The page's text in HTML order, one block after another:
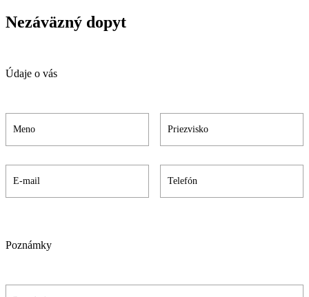
Nezáväzný dopyt
Údaje o vás
Poznámky